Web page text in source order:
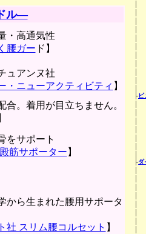
│
│
│
│
│
│
│
│
│
│
├ビ
│
│
│
│
│
│
├ダ
│
│
│
│
│
│
│
ル―
・高通気性
腰ガー ド】
ュアンヌ社
・ニューアクティビティ 】
合。着用が目立ちません。
をサポート
筋サポーター 】
から生まれた腰用サポータ
社 スリム腰コルセット 】